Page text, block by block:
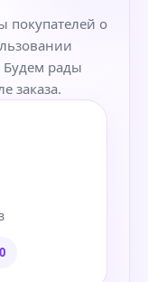
покупателей о
Будем рады
заказа.